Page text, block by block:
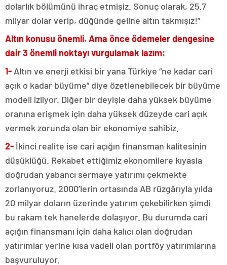
dolarlık bölümünü ihraç etmişiz. Sonuç olarak, 25.7
milyar dolar verip, düğünde geline altın takmışız!”
Altın konusu önemli. Ama önce ödemeler dengesine
dair 3 önemli noktayı vurgulamak lazım:
1- Altın ve enerji etkisi bir yana Türkiye “ne kadar cari
açık o kadar büyüme” diye özetlenebilecek bir büyüme
modeli izliyor. Diğer bir deyişle daha yüksek büyüme
oranına erişmek için daha yüksek düzeyde cari açık
vermek zorunda olan bir ekonomiye sahibiz.
2- İkinci realite ise cari açığın finansman kalitesinin
düşüklüğü. Rekabet ettiğimiz ekonomilere kıyasla
doğrudan yabancı sermaye yatırımı çekmekte
zorlanıyoruz. 2000’lerin ortasında AB rüzgârıyla yılda
20 milyar doların üzerinde yatırım çekebilirken şimdi
bu rakam tek hanelerde dolaşıyor. Bu durumda cari
açığın finansmanı için daha kalıcı olan doğrudan
yatırımlar yerine kısa vadeli olan portföy yatırımlarına
başvuruluyor.